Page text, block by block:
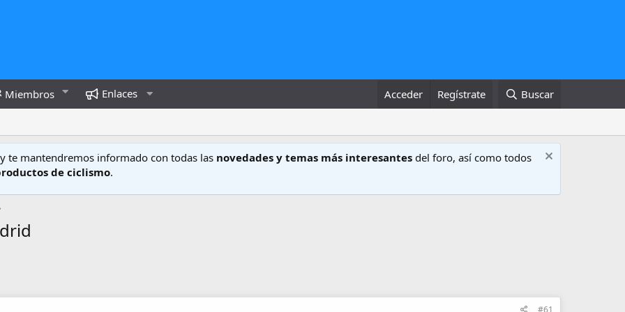
Miembros Enlaces Acceder Regístrate Buscar
y te mantendremos informado con todas las novedades y temas más interesantes del foro, así como todos
de ciclismo.
#61